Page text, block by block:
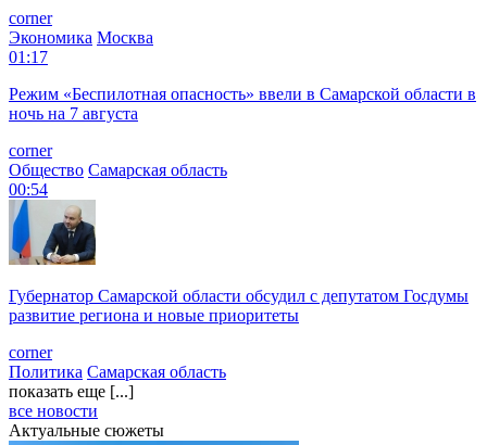
corner
Экономика Москва
01:17
Режим «Беспилотная опасность» ввели в Самарской области в
ночь на 7 августа
corner
Общество Самарская область
00:54
Губернатор Самарской области обсудил с депутатом Госдумы
развитие региона и новые приоритеты
corner
Политика Самарская область
показать еще [...]
все новости
Актуальные сюжеты